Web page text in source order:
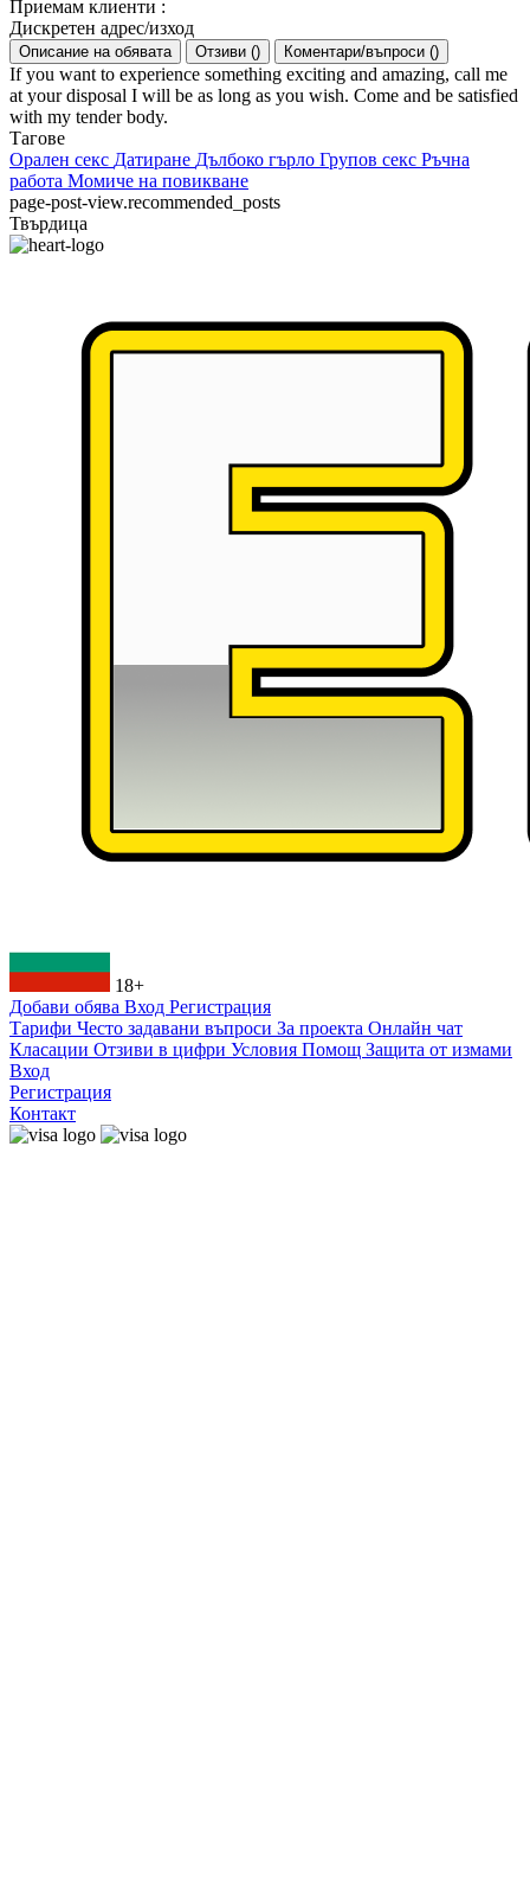
Приемам клиенти :
Дискретен адрес/изход
Описание на обявата Отзиви () Коментари/въпроси ()
If you want to experience something exciting and amazing, call me
at your disposal I will be as long as you wish. Come and be satisfied
with my tender body.
Тагове
Орален секс Датиране Дълбоко гърло Групов секс Ръчна
работа Момиче на повикване
page-post-view.recommended_posts
Твърдица
18+
Добави обява Вход Регистрация
Тарифи Често задавани въпроси За проекта Онлайн чат
Класации Отзиви в цифри Условия Помощ Защита от измами
Вход
Регистрация
Контакт